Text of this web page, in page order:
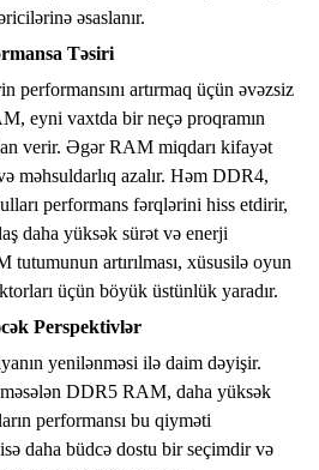
əsaslanır.
Təsiri
performansını artırmaq üçün əvəzsiz
eyni vaxtda bir neçə proqramın
verir. Əgər RAM miqdarı kifayət
məhsuldarlıq azalır. Həm DDR4,
performans fərqlərini hiss etdirir,
daha yüksək sürət və enerji
artırılması, xüsusilə oyun
üçün böyük üstünlük yaradır.
Perspektivlər
yenilənməsi ilə daim dəyişir.
DDR5 RAM, daha yüksək
performansı bu qiyməti
isə daha büdcə dostu bir seçimdir və